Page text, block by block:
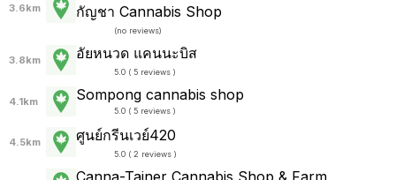
3.6km
กัญชา Cannabis Shop
(no reviews)
3.8km อัยหนวด แคนนะบิส
5.0 ( 5 reviews )
4.1km Sompong cannabis shop
5.0 ( 5 reviews )
4.5km ศูนย์กรีนเวย์420
5.0 ( 2 reviews )
Canna-Tainer Cannabis Shop & Farm